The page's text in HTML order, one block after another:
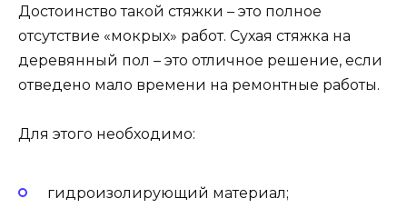
Достоинство такой стяжки – это полное
отсутствие «мокрых» работ. Сухая стяжка на
деревянный пол – это отличное решение, если
отведено мало времени на ремонтные работы.
Для этого необходимо:
гидроизолирующий материал;